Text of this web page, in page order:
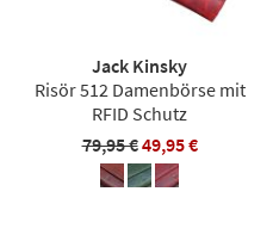
Jack Kinsky
Risör 512 Damenbörse mit
RFID Schutz
79,95 €49,95 €